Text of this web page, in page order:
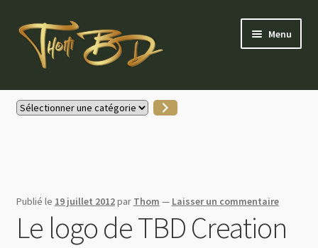
Aller
Aller
au
contenu
Menu
Accueil
Actus
Contactez-moi
Sélectionner
Publié le 19 juillet 2012par Thom — Laisser un commentaire
Le logo de TBD Creation